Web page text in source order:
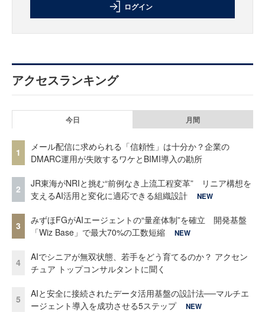
ログイン
アクセスランキング
今日 月間
1
メール配信に求められる「信頼性」は十分か？企業の
DMARC運用が失敗するワケとBIMI導入の勘所
2
JR東海がNRIと挑む“前例なき上流工程変革” リニア構想を
支えるAI活用と変化に適応できる組織設計
NEW
3
みずほFGがAIエージェントの“量産体制”を確立 開発基盤
「Wiz Base」で最大70%の工数短縮
NEW
4
AIでシニアが無双状態、若手をどう育てるのか？ アクセン
チュア トップコンサルタントに聞く
5
AIと安全に接続されたデータ活用基盤の設計法──マルチエ
ージェント導入を成功させる5ステップ
NEW